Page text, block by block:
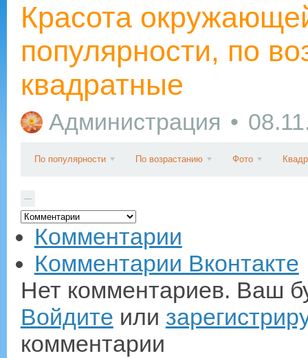
Красота
популярности, по
квадратные
Администрация
По популярности По возрастанию Фото
—
Комментарии
Комментарии Вконтакте
Нет комментариев. Ваш
Войдите или
комментарии